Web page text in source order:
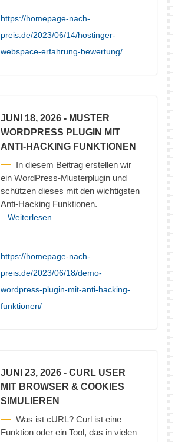
https://homepage-nach-
preis.de/2023/06/14/hostinger-
webspace-erfahrung-bewertung/
JUNI 18, 2026 - MUSTER
WORDPRESS PLUGIN MIT
ANTI-HACKING FUNKTIONEN
In diesem Beitrag erstellen wir
ein WordPress-Musterplugin und
schützen dieses mit den wichtigsten
Anti-Hacking Funktionen.
...Weiterlesen
https://homepage-nach-
preis.de/2023/06/18/demo-
wordpress-plugin-mit-anti-hacking-
funktionen/
JUNI 23, 2026 - CURL USER
MIT BROWSER & COOKIES
SIMULIEREN
Was ist cURL? Curl ist eine
Funktion oder ein Tool, das in vielen